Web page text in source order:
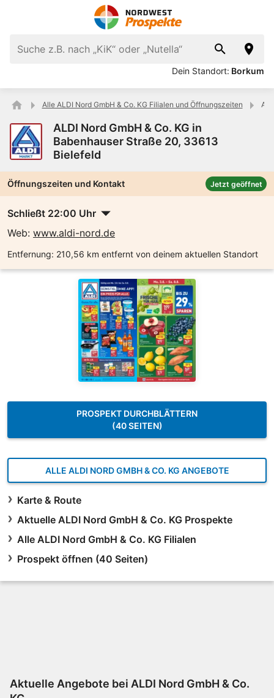
Dein Standort: Borkum
Alle ALDI Nord GmbH & Co. KG Filialen und Öffnungszeiten
ALDI Nord GmbH & Co. KG in
Babenhauser Straße 20, 33613
Bielefeld
Öffnungszeiten und Kontakt Jetzt geöffnet
Schließt 22:00 Uhr
Web: www.aldi-nord.de
Entfernung: 210,56 km entfernt von deinem aktuellen Standort
PROSPEKT DURCHBLÄTTERN
(40 SEITEN)
ALLE ALDI NORD GMBH & CO. KG ANGEBOTE
Karte & Route
Aktuelle ALDI Nord GmbH & Co. KG Prospekte
Alle ALDI Nord GmbH & Co. KG Filialen
Prospekt öffnen (40 Seiten)
Aktuelle Angebote bei ALDI Nord GmbH & Co.